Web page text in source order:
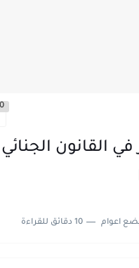
0
القانون
اعوام 10 دقائق للقراءة